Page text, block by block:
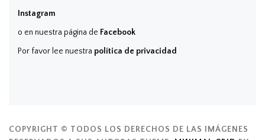
Instagram
o en nuestra página de Facebook
Por favor lee nuestra política de privacidad
COPYRIGHT © TODOS LOS DERECHOS DE LAS IMÁGENES